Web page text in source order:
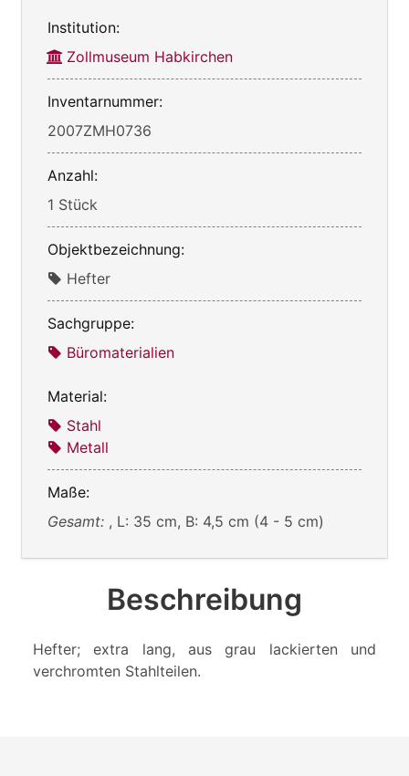
Institution:
Zollmuseum Habkirchen
Inventarnummer:
2007ZMH0736
Anzahl:
1 Stück
Objektbezeichnung:
Hefter
Sachgruppe:
Büromaterialien
Material:
Stahl
Metall
Maße:
Gesamt: , L: 35 cm, B: 4,5 cm (4 - 5 cm)
Beschreibung
Hefter; extra lang, aus grau lackierten und
verchromten Stahlteilen.